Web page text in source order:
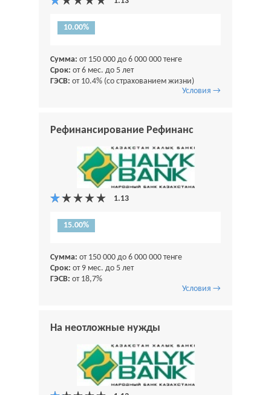
10.00%
Сумма: от 150 000 до 6 000 000 тенге
Срок: от 6 мес. до 5 лет
ГЭСВ: от 10.4% (со страхованием жизни)
Условия →
Рефинансирование Рефинанс
15.00%
Сумма: от 150 000 до 6 000 000 тенге
Срок: от 9 мес. до 5 лет
ГЭСВ: от 18,7%
Условия →
На неотложные нужды